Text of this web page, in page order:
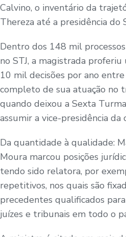
Calvino, o inventário da
Thereza até a presidência do
Dentro dos 148 mil
no STJ, a magistrada
10 mil decisões por ano
completo de sua atuação no
quando deixou a Sexta
assumir a vice-presidência da
Da quantidade à qualidade:
Moura marcou posições
tendo sido relatora, por
repetitivos, nos quais são
precedentes qualificados
juízes e tribunais em todo o